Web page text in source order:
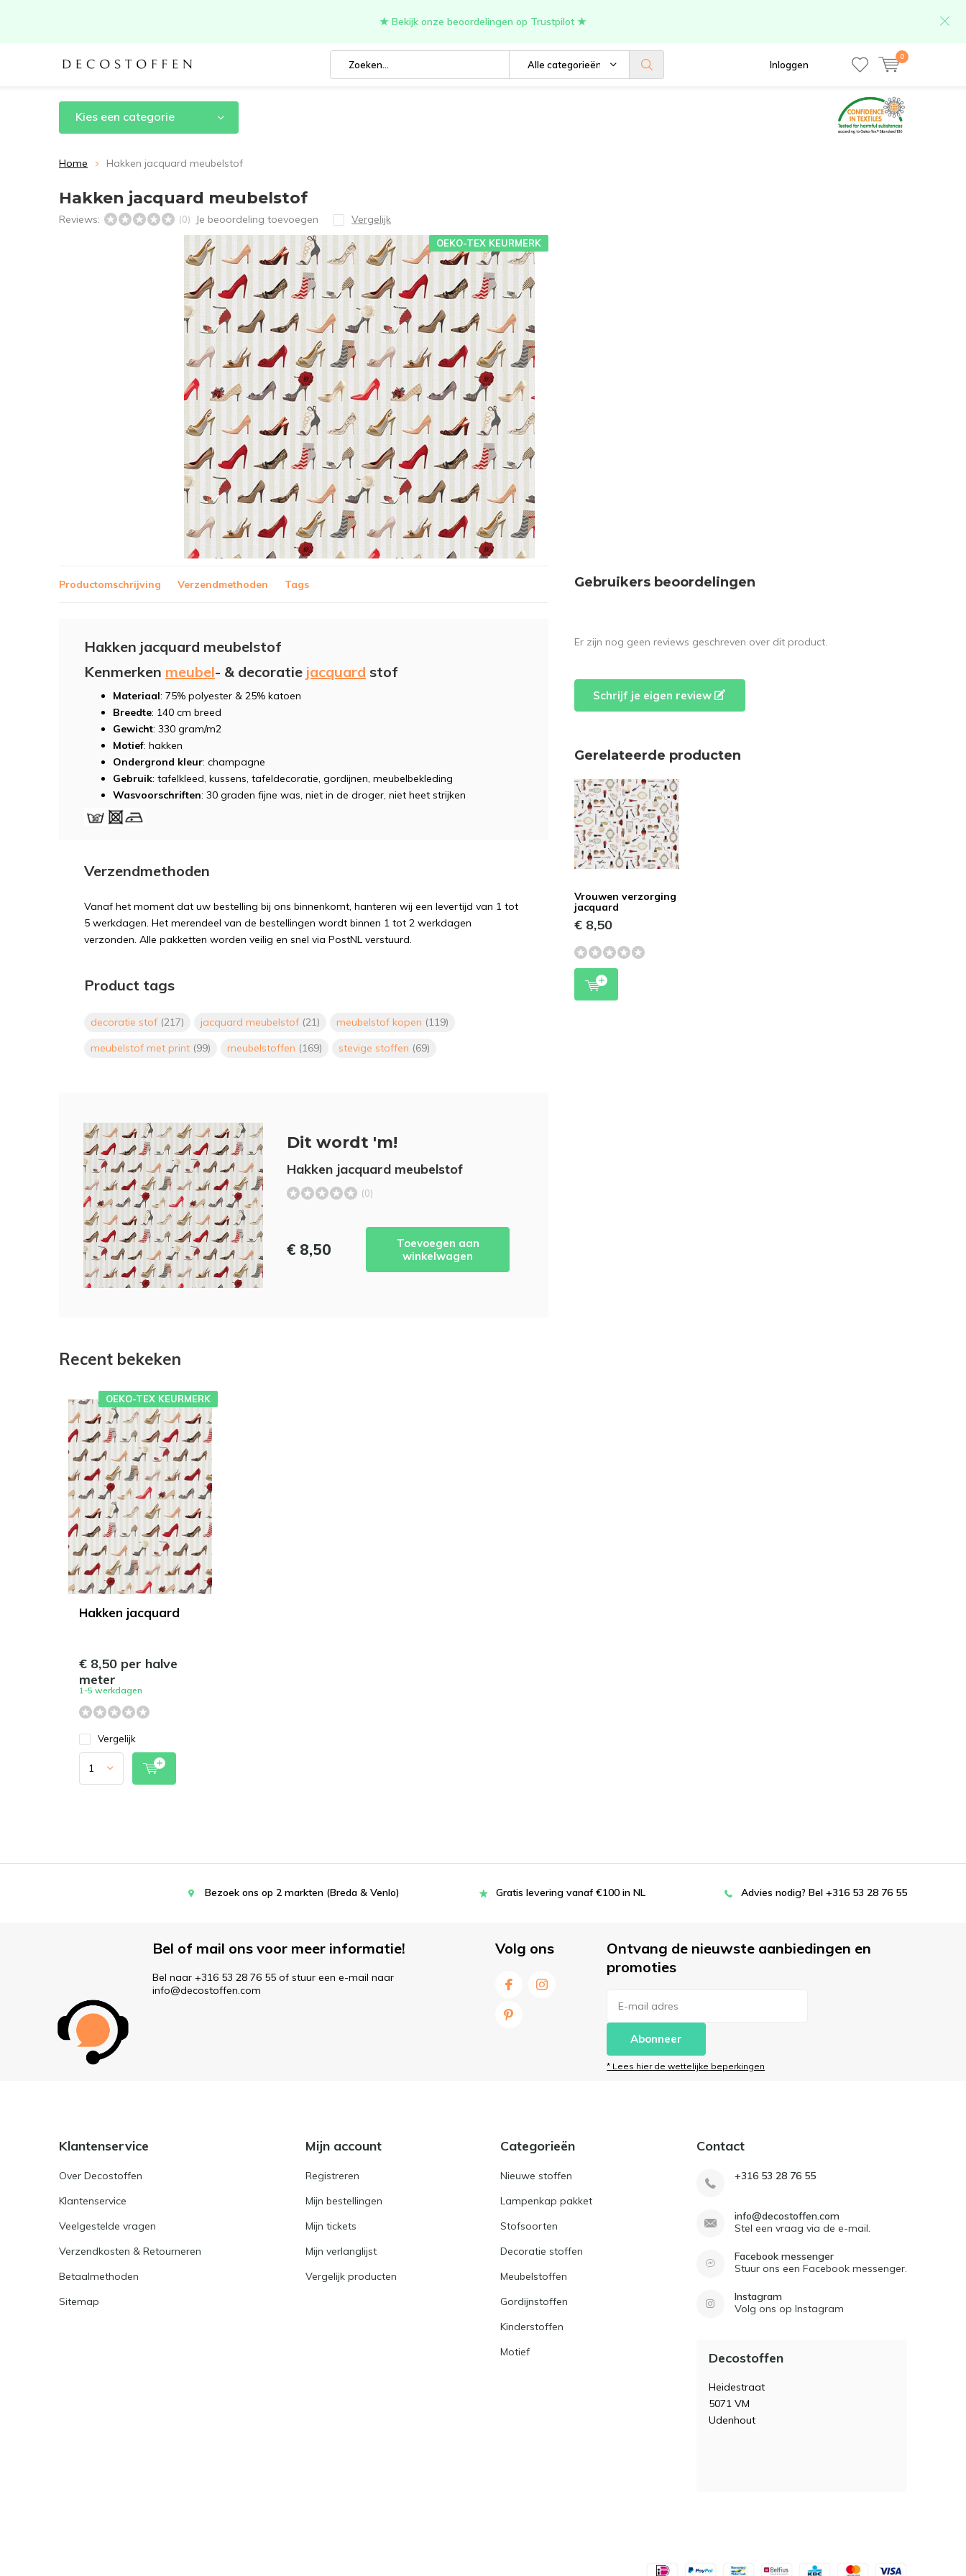
Alle categorieën Inloggen
0
★ Bekijk onze beoordelingen op Trustpilot ★
Kies een categorie
Home Hakken jacquard meubelstof
Hakken jacquard meubelstof
Reviews: (0) Je beoordeling toevoegen Vergelijk
OEKO-TEX KEURMERK
Productomschrijving Verzendmethoden Tags
Hakken jacquard meubelstof
Kenmerken meubel- & decoratie jacquard stof
Materiaal: 75% polyester & 25% katoen
Breedte: 140 cm breed
Gewicht: 330 gram/m2
Motief: hakken
Ondergrond kleur: champagne
Gebruik: tafelkleed, kussens, tafeldecoratie, gordijnen, meubelbekleding
Wasvoorschriften: 30 graden fijne was, niet in de droger, niet heet strijken
Verzendmethoden
Vanaf het moment dat uw bestelling bij ons binnenkomt, hanteren wij een levertijd van 1 tot
5 werkdagen. Het merendeel van de bestellingen wordt binnen 1 tot 2 werkdagen
verzonden. Alle pakketten worden veilig en snel via PostNL verstuurd.
Product tags
decoratie stof (217) jacquard meubelstof (21) meubelstof kopen (119)
meubelstof met print (99) meubelstoffen (169) stevige stoffen (69)
Dit wordt 'm!
Hakken jacquard meubelstof
(0)
€ 8,50
Toevoegen aan
winkelwagen
Gebruikers beoordelingen
Er zijn nog geen reviews geschreven over dit product.
Schrijf je eigen review
Gerelateerde producten
Vrouwen verzorging
jacquard
€ 8,50
Recent bekeken
Hakken jacquard
OEKO-TEX KEURMERK
€ 8,50 per halve
meter
1-5 werkdagen
Vergelijk
Bezoek ons op 2 markten (Breda & Venlo) Gratis levering vanaf €100 in NL Advies nodig? Bel +316 53 28 76 55
Bel of mail ons voor meer informatie!
Bel naar +316 53 28 76 55 of stuur een e-mail naar
info@decostoffen.com
Volg ons
Ontvang de nieuwste aanbiedingen en
promoties
Abonneer
* Lees hier de wettelijke beperkingen
Klantenservice
Over Decostoffen
Klantenservice
Veelgestelde vragen
Verzendkosten & Retourneren
Betaalmethoden
Sitemap
Mijn account
Registreren
Mijn bestellingen
Mijn tickets
Mijn verlanglijst
Vergelijk producten
Categorieën
Nieuwe stoffen
Lampenkap pakket
Stofsoorten
Decoratie stoffen
Meubelstoffen
Gordijnstoffen
Kinderstoffen
Motief
Contact
+316 53 28 76 55
info@decostoffen.com
Stel een vraag via de e-mail.
Facebook messenger
Stuur ons een Facebook messenger.
Instagram
Volg ons op Instagram
Decostoffen
Heidestraat
5071 VM
Udenhout